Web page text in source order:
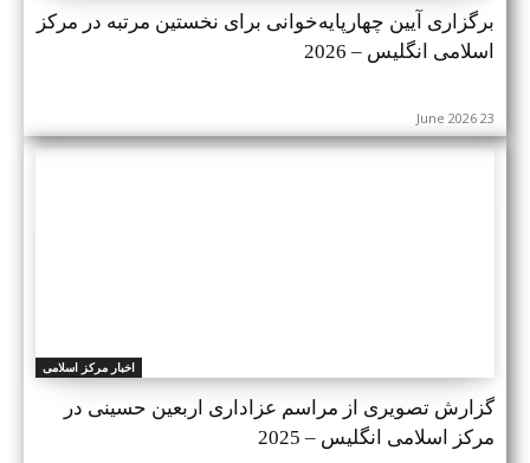
برگزاری آیین چهارپایه‌خوانی برای نخستین مرتبه در مرکز
اسلامی انگلیس – 2026
23 June 2026
اخبار مرکز اسلامی
گزارش تصویری از مراسم عزاداری اربعین حسینی در
مرکز اسلامی انگلیس – 2025